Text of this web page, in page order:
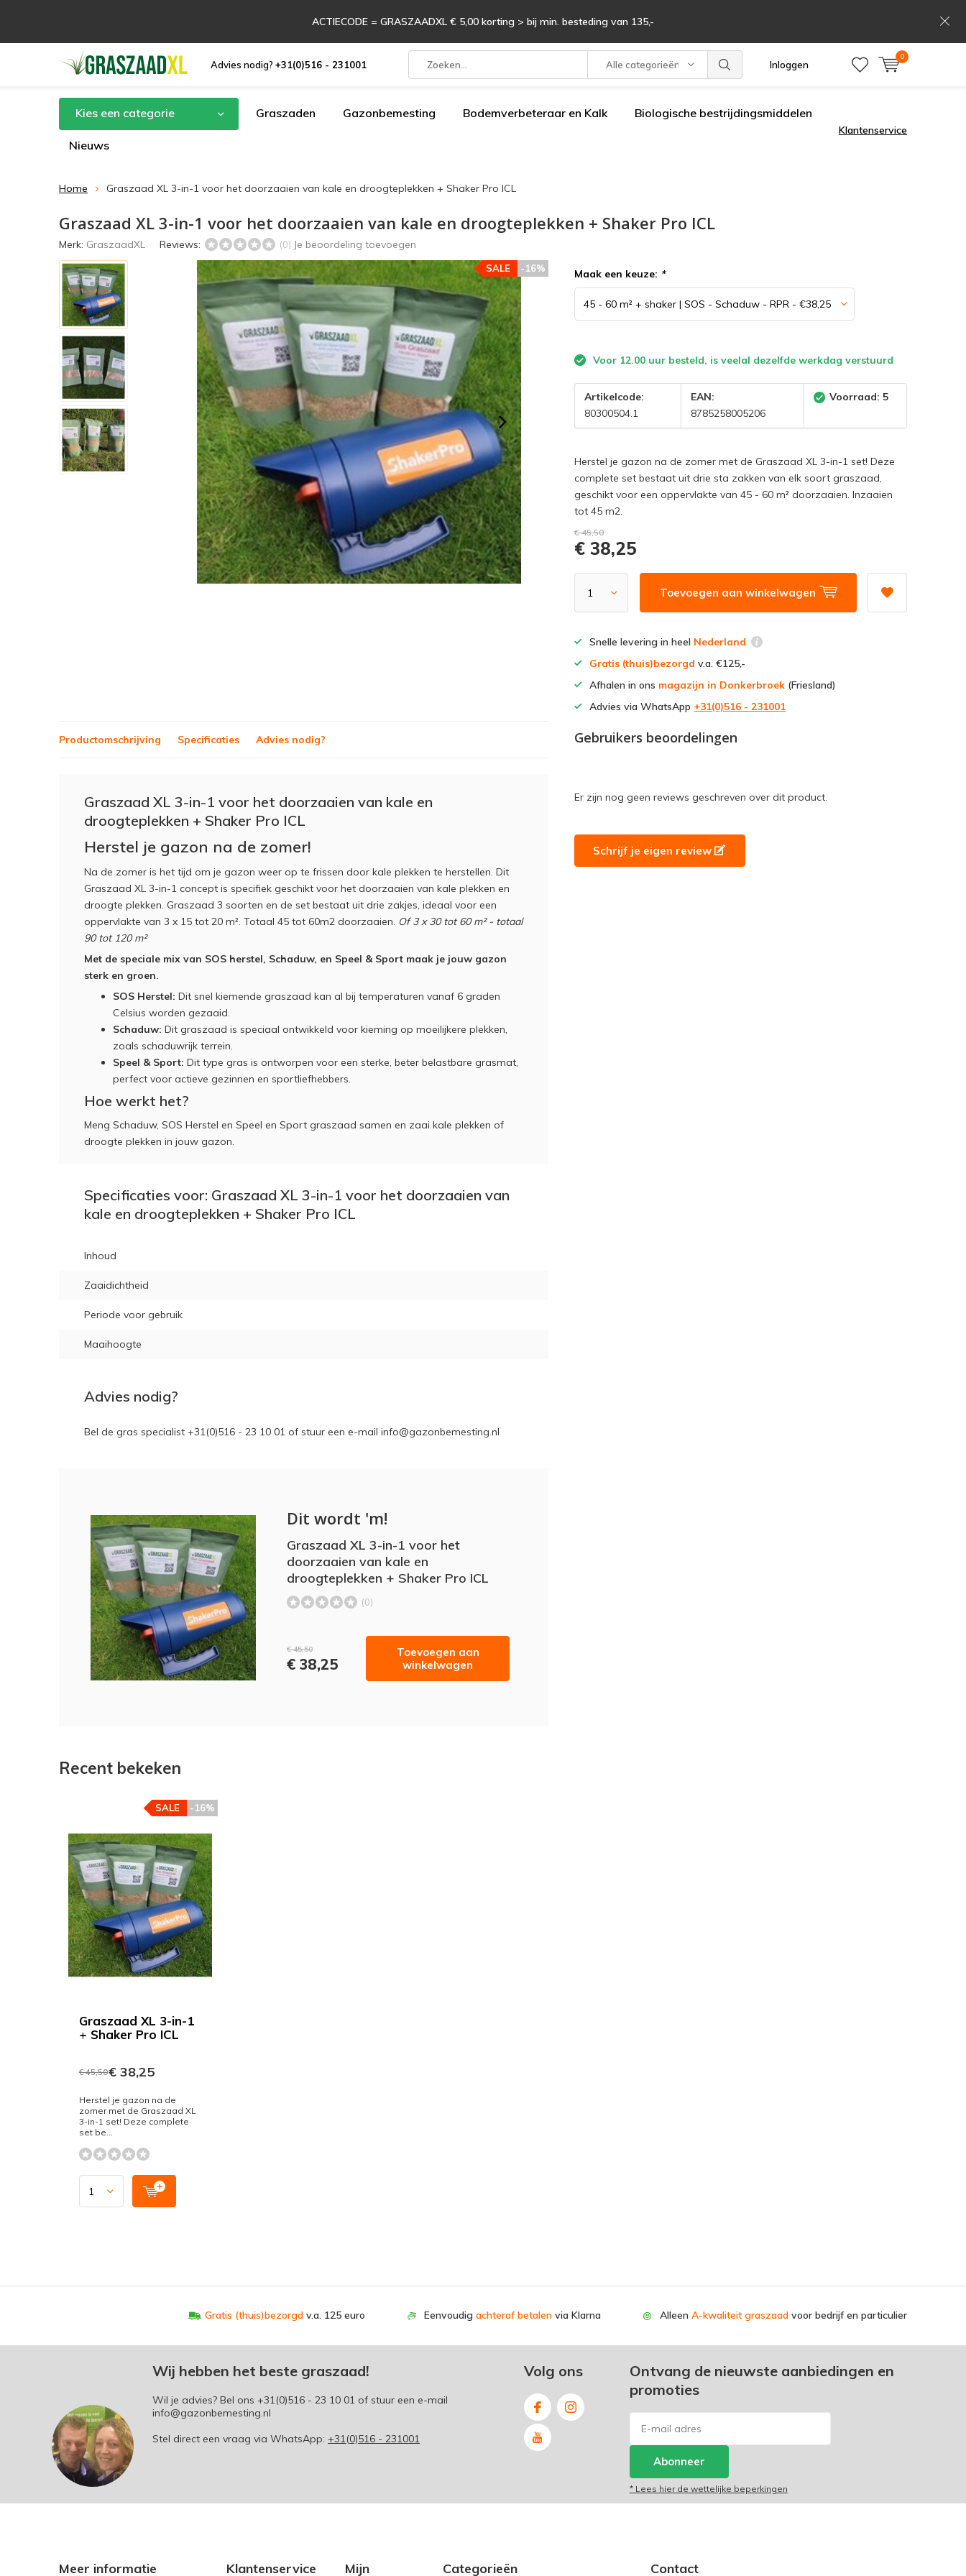
Advies nodig? +31(0)516 - 231001 Alle categorieën Inloggen
0
ACTIECODE = GRASZAADXL € 5,00 korting > bij min. besteding van 135,-
Kies een categorie Graszaden Gazonbemesting Bodemverbeteraar en Kalk Biologische bestrijdingsmiddelen
Nieuws
Klantenservice
Home Graszaad XL 3-in-1 voor het doorzaaien van kale en droogteplekken + Shaker Pro ICL
Graszaad XL 3-in-1 voor het doorzaaien van kale en droogteplekken + Shaker Pro ICL
Merk: GraszaadXL Reviews: (0) Je beoordeling toevoegen
-16%
SALE Maak een keuze: *
Voor 12.00 uur besteld, is veelal dezelfde werkdag verstuurd
Artikelcode:
80300504.1
EAN:
8785258005206
Voorraad: 5
Herstel je gazon na de zomer met de Graszaad XL 3-in-1 set! Deze
complete set bestaat uit drie sta zakken van elk soort graszaad,
geschikt voor een oppervlakte van 45 - 60 m² doorzaaien. Inzaaien
tot 45 m2.
€ 45,50
€ 38,25
Toevoegen aan winkelwagen
Snelle levering in heel Nederland
Gratis (thuis)bezorgd v.a. €125,-
Afhalen in ons magazijn in Donkerbroek (Friesland)
Advies via WhatsApp +31(0)516 - 231001
Productomschrijving Specificaties Advies nodig?
Graszaad XL 3-in-1 voor het doorzaaien van kale en
droogteplekken + Shaker Pro ICL
Herstel je gazon na de zomer!
Na de zomer is het tijd om je gazon weer op te frissen door kale plekken te herstellen. Dit
Graszaad XL 3-in-1 concept is specifiek geschikt voor het doorzaaien van kale plekken en
droogte plekken. Graszaad 3 soorten en de set bestaat uit drie zakjes, ideaal voor een
oppervlakte van 3 x 15 tot 20 m². Totaal 45 tot 60m2 doorzaaien. Of 3 x 30 tot 60 m² - totaal
90 tot 120 m²
Met de speciale mix van SOS herstel, Schaduw, en Speel & Sport maak je jouw gazon
sterk en groen.
SOS Herstel: Dit snel kiemende graszaad kan al bij temperaturen vanaf 6 graden
Celsius worden gezaaid.
Schaduw: Dit graszaad is speciaal ontwikkeld voor kieming op moeilijkere plekken,
zoals schaduwrijk terrein.
Speel & Sport: Dit type gras is ontworpen voor een sterke, beter belastbare grasmat,
perfect voor actieve gezinnen en sportliefhebbers.
Hoe werkt het?
Meng Schaduw, SOS Herstel en Speel en Sport graszaad samen en zaai kale plekken of
droogte plekken in jouw gazon.
Specificaties voor: Graszaad XL 3-in-1 voor het doorzaaien van
kale en droogteplekken + Shaker Pro ICL
Inhoud
Zaaidichtheid
Periode voor gebruik
Maaihoogte
Advies nodig?
Bel de gras specialist +31(0)516 - 23 10 01 of stuur een e-mail info@gazonbemesting.nl
Dit wordt 'm!
Graszaad XL 3-in-1 voor het
doorzaaien van kale en
droogteplekken + Shaker Pro ICL
(0)
€ 45,50
€ 38,25
Toevoegen aan
winkelwagen
Gebruikers beoordelingen
Er zijn nog geen reviews geschreven over dit product.
Schrijf je eigen review
Recent bekeken
Graszaad XL 3-in-1
+ Shaker Pro ICL
-16%
SALE
€ 45,50€ 38,25
Herstel je gazon na de
zomer met de Graszaad XL
3-in-1 set! Deze complete
set be...
Gratis (thuis)bezorgd v.a. 125 euro Eenvoudig achteraf betalen via Klarna Alleen A-kwaliteit graszaad voor bedrijf en particulier
Wij hebben het beste graszaad!
Wil je advies? Bel ons +31(0)516 - 23 10 01 of stuur een e-mail
info@gazonbemesting.nl
Stel direct een vraag via WhatsApp: +31(0)516 - 231001
Volg ons
Ontvang de nieuwste aanbiedingen en
promoties
Abonneer
* Lees hier de wettelijke beperkingen
Meer informatie Klantenservice Mijn Categorieën Contact